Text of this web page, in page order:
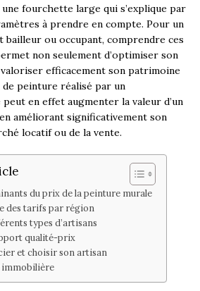
fourchette large qui s’explique par
à prendre en compte. Pour un
ou occupant, comprendre ces
non seulement d’optimiser son
valoriser efficacement son patrimoine
peinture réalisé par un
en effet augmenter la valeur d’un
améliorant significativement son
locatif ou de la vente.
du prix de la peinture murale
des tarifs par région
types d’artisans
qualité-prix
et choisir son artisan
immobilière